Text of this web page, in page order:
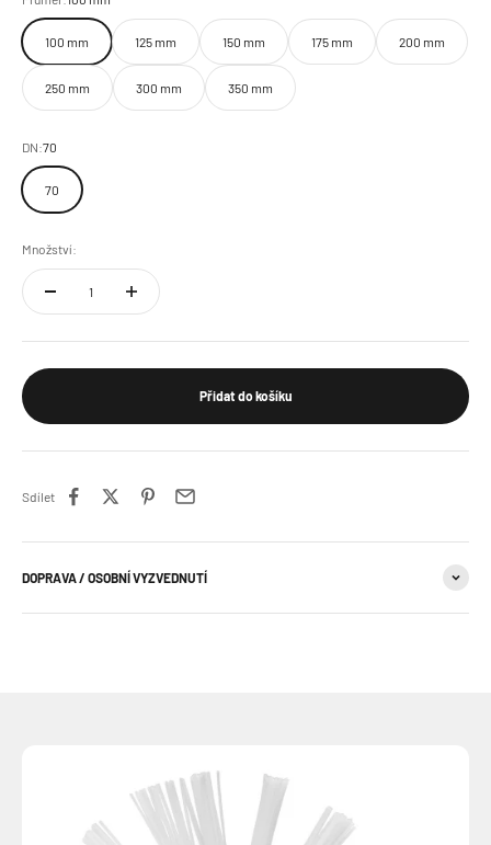
100 mm 125 mm 150 mm 175 mm 200 mm
250 mm 300 mm 350 mm
DN:70
70
Množství:
Přidat do košíku
Sdílet
DOPRAVA / OSOBNÍ VYZVEDNUTÍ